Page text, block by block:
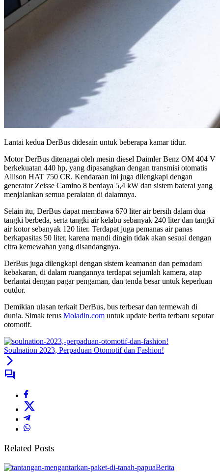
Lantai kedua DerBus didesain untuk beberapa kamar tidur.
Motor DerBus ditenagai oleh mesin diesel Daimler Benz OM 404 V
berkekuatan 440 hp, yang dipasangkan dengan transmisi otomatis
Allison HAT 750 CR. Kendaraan ini juga dilengkapi dengan
generator Zeisse Camino 8 berdaya 5,4 kW dan sistem baterai yang
menjalankan semua peralatan di dalamnya.
Selain itu, DerBus dapat membawa 670 liter air bersih dalam dua
tangki berbeda, serta tangki air kelabu sebanyak 240 liter dan tangki
air kotor sebanyak 120 liter. Terdapat juga pemanas air panas
berkapasitas 50 liter, karena mandi dingin tidak akan sesuai dengan
citra kemewahan yang disandangnya.
DerBus juga dilengkapi dengan sistem keamanan dan pemadam
kebakaran, di dalam ruangannya terdapat sejumlah kamera, atap
berlantai dengan pagar pengaman, dan tenda besar untuk keperluan
outdor.
Demikian ulasan terkait DerBus, bus terbesar dan termewah di
dunia. Simak terus Moladin.com untuk update berita terbaru seputar
otomotif.
Soulnation 2023, Perpaduan Otomotif dan Fashion!
Related Posts
Berita